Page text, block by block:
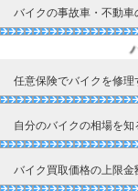
バイクの事故車・不動車
任意保険でバイクを修理
自分のバイクの相場を
バイク買取価格の上限金